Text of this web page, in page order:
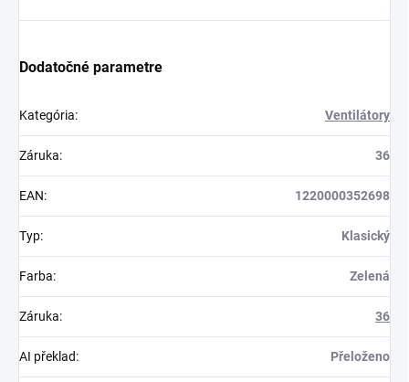
Dodatočné parametre
Kategória: Ventilátory
Záruka: 36
EAN: 1220000352698
Typ: Klasický
Farba: Zelená
Záruka: 36
AI překlad: Přeloženo